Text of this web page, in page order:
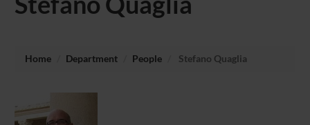
Home Department People Stefano Quaglia